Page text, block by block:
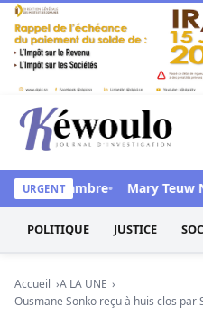
Aller au contenu
Kéwoulo, le premier site
URGENT
sa chambre Mary Teuw
POLITIQUE JUSTICE
Accueil
A LA UNE
Ousmane Sonko reçu à huis clos